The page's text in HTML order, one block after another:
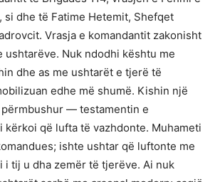
si dhe të Fatime Hetemit, Shefqet
Vrasja e komandantit zakonisht
ushtarëve. Nuk ndodhi kështu me
dhe as me ushtarët e tjerë të
edhe më shumë. Kishin një
— testamentin e
kërkoi që lufta të vazhdonte. Muhameti
ishte ushtar që luftonte me
i tij u dha zemër të tjerëve. Ai nuk